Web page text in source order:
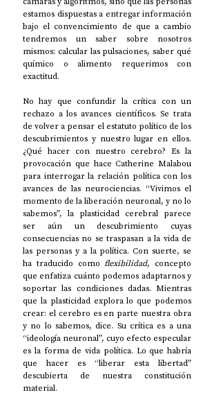
estamos dispuestas a entregar información
bajo el convencimiento de que a cambio
tendremos un saber sobre nosotros
mismos: calcular las pulsaciones, saber qué
químico o alimento requerimos con
exactitud.
No hay que confundir la crítica con un
rechazo a los avances científicos. Se trata
de volver a pensar el estatuto político de los
descubrimientos y nuestro lugar en ellos.
¿Qué hacer con nuestro cerebro? Es la
provocación que hace Catherine Malabou
para interrogar la relación política con los
avances de las neurociencias. “Vivimos el
momento de la liberación neuronal, y no lo
sabemos”, la plasticidad cerebral parece
ser aún un descubrimiento cuyas
consecuencias no se traspasan a la vida de
las personas y a la política. Con suerte, se
ha traducido como flexibilidad, concepto
que enfatiza cuánto podemos adaptarnos y
soportar las condiciones dadas. Mientras
que la plasticidad explora lo que podemos
crear: el cerebro es en parte nuestra obra
y no lo sabemos, dice. Su crítica es a una
“ideología neuronal”, cuyo efecto especular
es la forma de vida política. Lo que habría
que hacer es “liberar esta libertad”
descubierta de nuestra constitución
material.